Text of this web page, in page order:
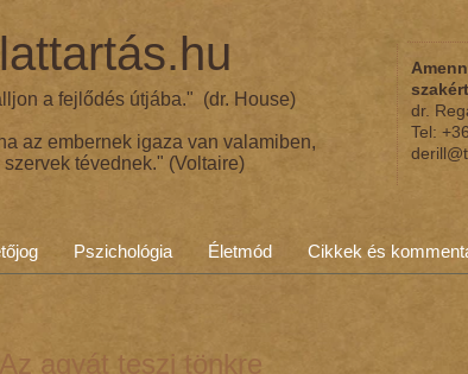
a fejlődés útjába." (dr. House)
az embernek igaza van valamiben,
tévednek." (Voltaire)
dr.
Tel:
Pszichológia Életmód Cikkek és
agyát teszi tönkre